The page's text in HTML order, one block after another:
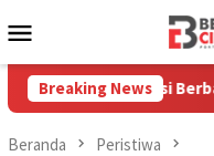
ke
Mobile
Breaking News
Solusi Berbasis Data
Beranda Peristiwa